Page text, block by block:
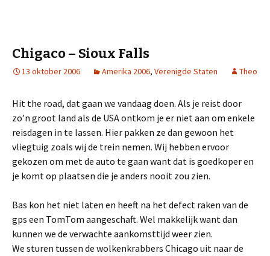
Chigaco – Sioux Falls
13 oktober 2006 Amerika 2006, Verenigde Staten Theo
Hit the road, dat gaan we vandaag doen. Als je reist door
zo’n groot land als de USA ontkom je er niet aan om enkele
reisdagen in te lassen. Hier pakken ze dan gewoon het
vliegtuig zoals wij de trein nemen. Wij hebben ervoor
gekozen om met de auto te gaan want dat is goedkoper en
je komt op plaatsen die je anders nooit zou zien.
Bas kon het niet laten en heeft na het defect raken van de
gps een TomTom aangeschaft. Wel makkelijk want dan
kunnen we de verwachte aankomsttijd weer zien.
We sturen tussen de wolkenkrabbers Chicago uit naar de